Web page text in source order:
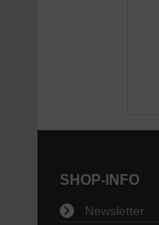
SHOP-INFO
Newsletter